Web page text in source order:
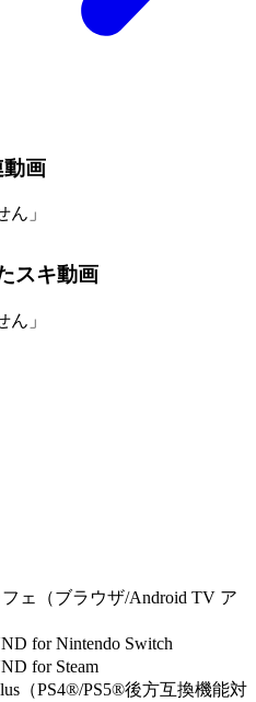
動画
ん」
スキ動画
ん」
ェ（ブラウザ/Android TV ア
for Nintendo Switch
for Steam
（PS4®/PS5®後方互換機能対